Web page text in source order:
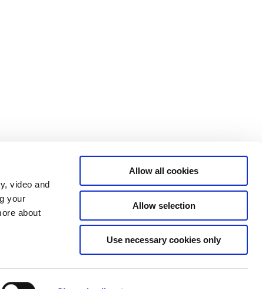
video and
your
about
Allow all cookies
Allow selection
Use necessary cookies only